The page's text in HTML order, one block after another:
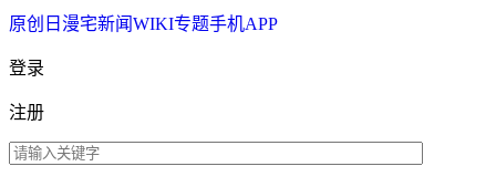
原创 日漫宅新闻WIKI专题手机APP
登录
注册